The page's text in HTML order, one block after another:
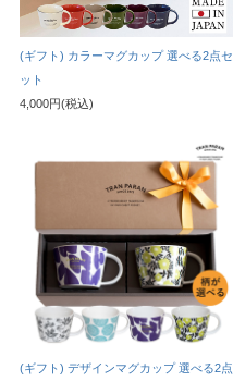
(ギフト) カラーマグカップ 選べる2点セ
ット
4,000円(税込)
(ギフト) デザインマグカップ 選べる2点